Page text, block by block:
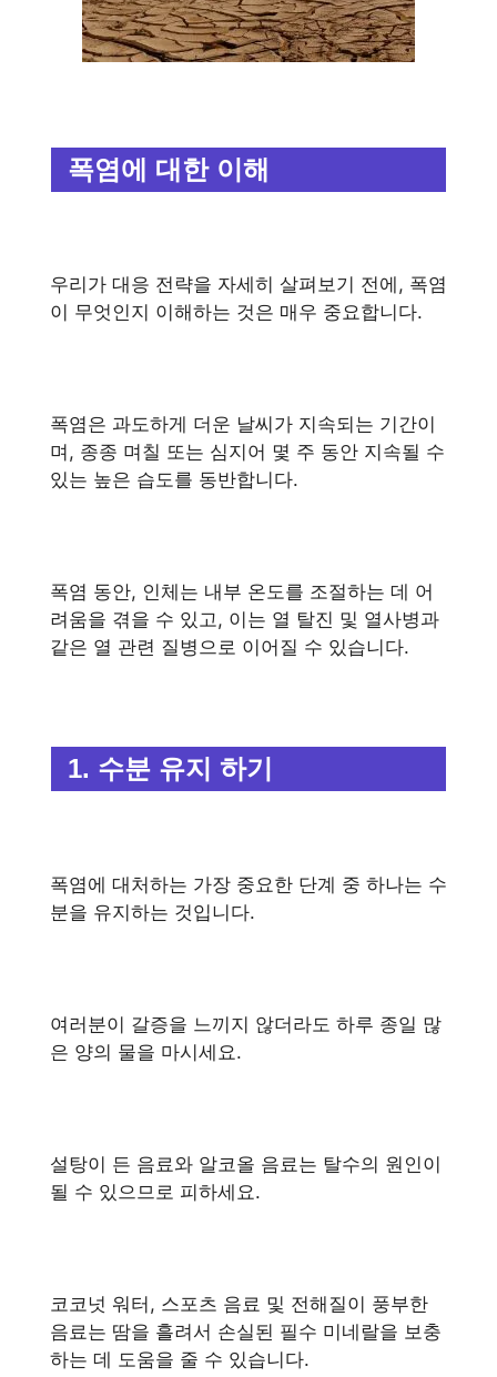
폭염에 대한 이해
우리가 대응 전략을 자세히 살펴보기 전에, 폭염
이 무엇인지 이해하는 것은 매우 중요합니다.
폭염은 과도하게 더운 날씨가 지속되는 기간이
며, 종종 며칠 또는 심지어 몇 주 동안 지속될 수
있는 높은 습도를 동반합니다.
폭염 동안, 인체는 내부 온도를 조절하는 데 어
려움을 겪을 수 있고, 이는 열 탈진 및 열사병과
같은 열 관련 질병으로 이어질 수 있습니다.
1. 수분 유지 하기
폭염에 대처하는 가장 중요한 단계 중 하나는 수
분을 유지하는 것입니다.
여러분이 갈증을 느끼지 않더라도 하루 종일 많
은 양의 물을 마시세요.
설탕이 든 음료와 알코올 음료는 탈수의 원인이
될 수 있으므로 피하세요.
코코넛 워터, 스포츠 음료 및 전해질이 풍부한
음료는 땀을 흘려서 손실된 필수 미네랄을 보충
하는 데 도움을 줄 수 있습니다.